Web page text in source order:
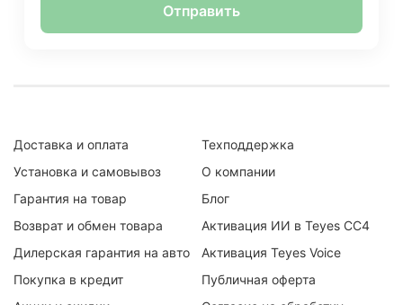
Отправить
Доставка и оплата
Установка и самовывоз
Гарантия на товар
Возврат и обмен товара
Дилерская гарантия на авто
Покупка в кредит
Техподдержка
О компании
Блог
Активация ИИ в Teyes CC4
Активация Teyes Voice
Публичная оферта